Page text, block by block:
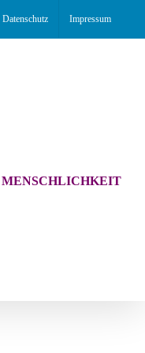
Datenschutz Impressum